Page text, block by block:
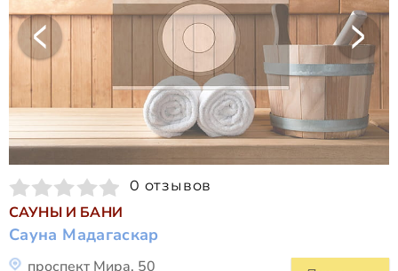
0 отзывов
САУНЫ И БАНИ
Сауна Мадагаскар
проспект Мира, 50